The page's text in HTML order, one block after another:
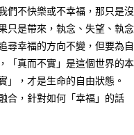
們不快樂或不幸福，那只是
只是帶來，執念、失望、執
尋幸福的方向不變，但要為
「真而不實」是這個世界的
」，才是生命的自由狀態。
合，針對如何「幸福」的話